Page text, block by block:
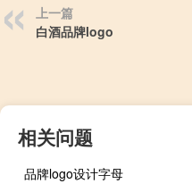
上一篇
白酒品牌logo
相关问题
品牌logo设计字母